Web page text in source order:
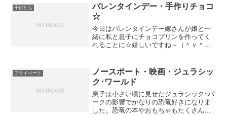
ストライダーで走り...
子供たち
バレンタインデー・手作りチョコ
☆
今日はバレンタインデー嫁さんが娘と一
緒に私と息子にチョコプリンを作ってく
れることに☆嬉しいですね～（＾ｖ＾）
着けチョコプリン作りスタート♪難しい作
業は息子に。簡単な作業...
プライベート
ノースポート・映画・ジュラシッ
ク･ワールド
息子は小さい頃に見せたジュラシック･パ
ークの影響でかなりの恐竜好きになりま
した。恐竜の本やおもちゃもたくさん持